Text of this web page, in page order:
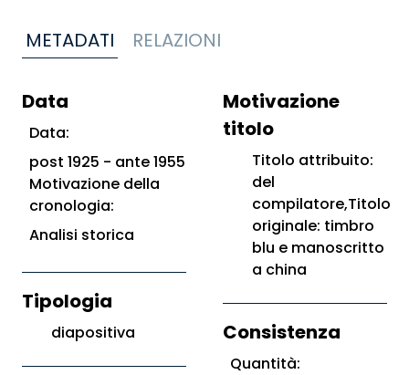
METADATI RELAZIONI
Data
Data:
post 1925 - ante 1955
Motivazione della
cronologia:
Analisi storica
Tipologia
diapositiva
Motivazione
titolo
Titolo attribuito:
del
compilatore,Titolo
originale: timbro
blu e manoscritto
a china
Consistenza
Quantità: